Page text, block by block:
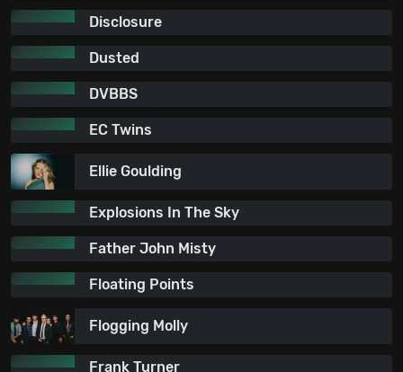
Disclosure
Dusted
DVBBS
EC Twins
Ellie Goulding
Explosions In The Sky
Father John Misty
Floating Points
Flogging Molly
Frank Turner